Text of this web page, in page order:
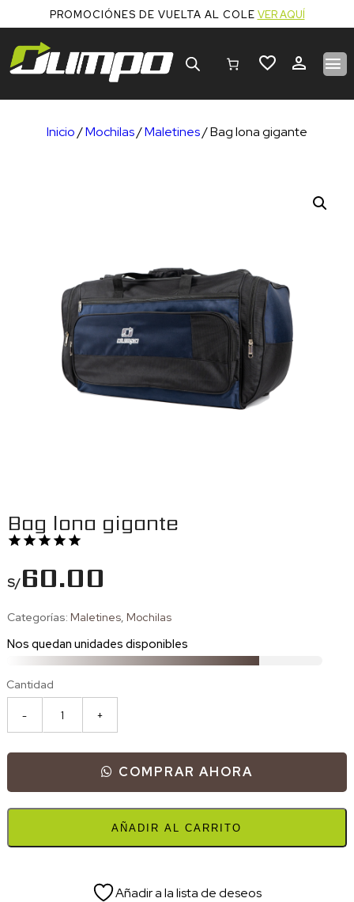
PROMOCIÓNES DE VUELTA AL COLE VER AQUÍ
Búsqueda
de
Inicio/Mochilas/Maletines/ Bag lona gigante
Bag lona gigante
S/60.00
Categorías: Maletines, Mochilas
Nos quedan unidades disponibles
Cantidad
COMPRAR AHORA
AÑADIR AL CARRITO
Añadir a la lista de deseos